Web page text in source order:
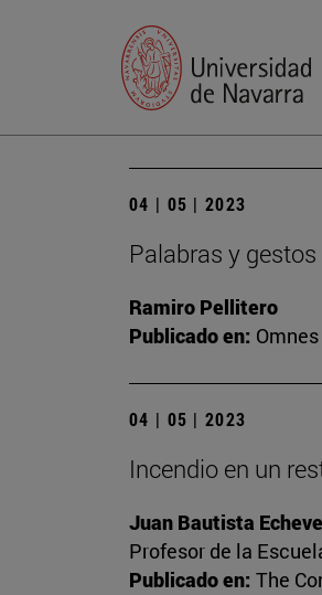
04 | 05 | 2023
Palabras y
Ramiro Pellitero
Publicado en: Omnes
04 | 05 | 2023
Incendio en un
Juan Bautista
Profesor de la
Publicado en: The